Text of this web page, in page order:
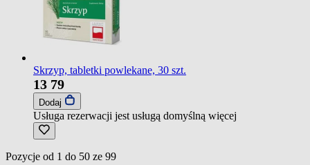
Skrzyp, tabletki powlekane, 30 szt.
13 79
Dodaj
Usługa rezerwacji jest usługą domyślną więcej
Pozycje od 1 do 50 ze 99